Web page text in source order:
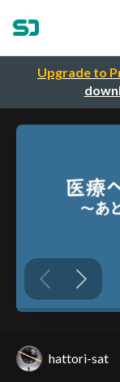
Upgrade to
hattori-sat